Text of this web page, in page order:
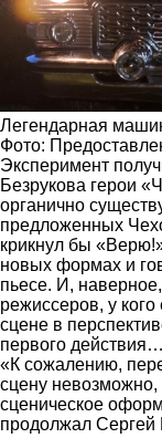
Легендарная
Фото:
Эксперимент
Безрукова герои
органично
предложенных
крикнул бы
новых формах и
пьесе. И,
режиссеров, у
сцене в
первого действия…
«К сожалению,
сцену
сценическое
продолжал Сергей